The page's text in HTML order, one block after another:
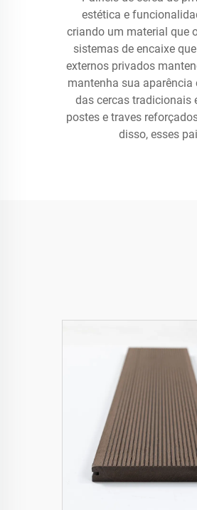
estética e
criando um material que
sistemas de encaixe
externos privados
mantenha sua
das cercas tradicionais
postes e traves
disso, esses